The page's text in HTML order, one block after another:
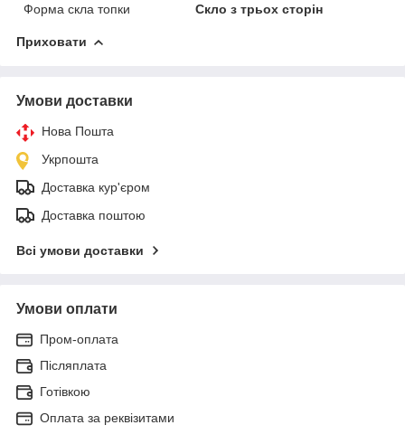
Форма скла топки
Скло з трьох сторін
Приховати
Умови доставки
Нова Пошта
Укрпошта
Доставка кур'єром
Доставка поштою
Всі умови доставки
Умови оплати
Пром-оплата
Післяплата
Готівкою
Оплата за реквізитами